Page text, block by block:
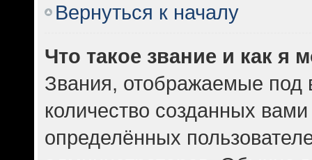
Вернуться к началу
Что такое звание и как я
Звания, отображаемые
количество созданных
определённых